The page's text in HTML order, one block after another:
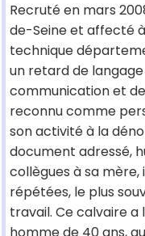
Recruté en mars
de-Seine et affecté
technique
un retard de
communication et
reconnu comme
son activité à la
document adressé,
collègues à sa
répétées, le plus
travail. Ce calvaire a